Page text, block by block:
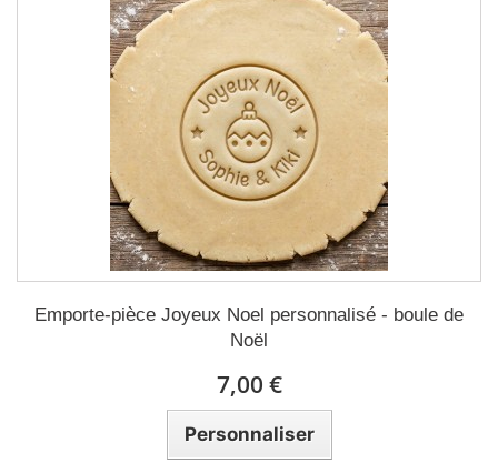
Emporte-pièce Joyeux Noel personnalisé - boule de
Noël
7,00 €
Personnaliser